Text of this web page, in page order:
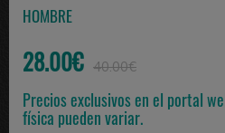
HOMBRE
28.00€ 40.00€
Precios exclusivos en el portal
física pueden variar.